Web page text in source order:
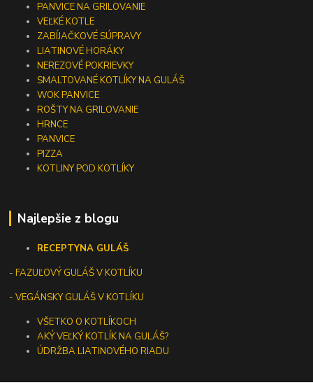
PANVICE NA GRILOVANIE
VEĽKÉ KOTLE
ZABÍJAČKOVÉ SÚPRAVY
LIATINOVÉ HORÁKY
NEREZOVÉ POKRIEVKY
SMALTOVANÉ KOTLÍKY NA GULÁŠ
WOK PANVICE
ROŠTY NA GRILOVANIE
HRNCE
PANVICE
PIZZA
KOTLINY POD KOTLÍKY
Najlepšie z blogu
RECEPTYNA GULÁŠ
-FAZUĽOVÝ GULÁŠ V KOTLÍKU
- VEGÁNSKY GULÁŠ V KOTLÍKU
VŠETKO O KOTLÍKOCH
AKÝ VEĽKÝ KOTLÍK NA GULÁŠ?
ÚDRŽBA LIATINOVÉHO RIADU